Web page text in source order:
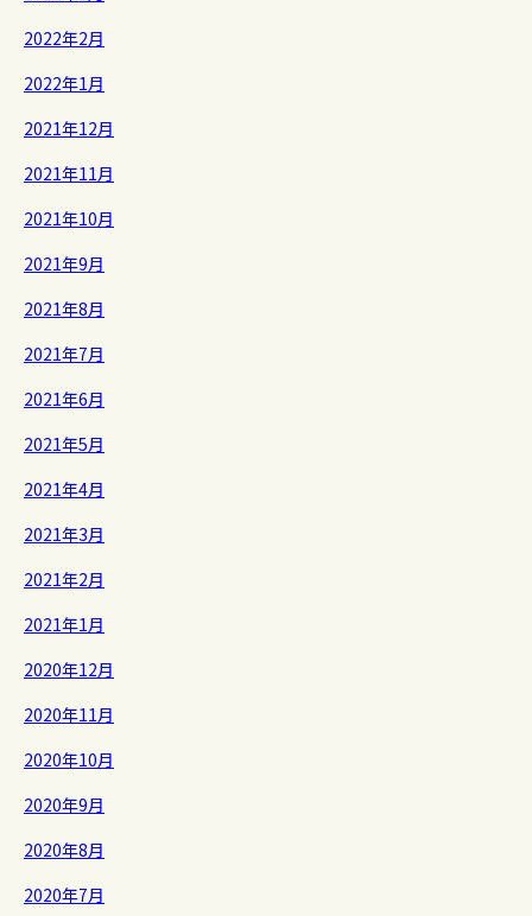
2022年2月
2022年1月
2021年12月
2021年11月
2021年10月
2021年9月
2021年8月
2021年7月
2021年6月
2021年5月
2021年4月
2021年3月
2021年2月
2021年1月
2020年12月
2020年11月
2020年10月
2020年9月
2020年8月
2020年7月